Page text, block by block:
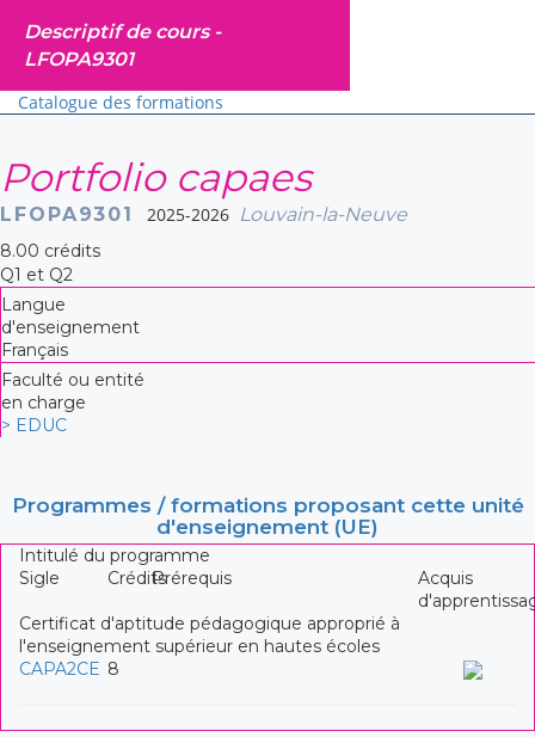
Descriptif de cours -
LFOPA9301
Catalogue des formations
Portfolio capaes
LFOPA9301 2025-2026 Louvain-la-Neuve
8.00 crédits
Q1 et Q2
Langue
d'enseignement
Français
Faculté ou entité
en charge
> EDUC
Programmes / formations proposant cette unité
d'enseignement (UE)
Intitulé du programme
Sigle
CréditsPrérequis
Acquis
Certificat d'aptitude pédagogique approprié à
l'enseignement supérieur en hautes écoles
CAPA2CE 8